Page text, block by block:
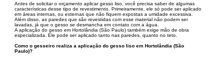
Antes de solicitar o orçamento aplicar gesso liso, você precisa saber de algumas
características desse tipo de revestimento. Primeiramente, ele só pode ser aplicado
em áreas internas, ou externas que não fiquem expostas a umidade excessiva.
Além disso, as paredes que são revestidas com esse material não podem ser
lavadas, já que o gesso se desmancha em contato com a água.
A aplicação do gesso em Hortolândia (São Paulo) também exige mão de obra
especializada. Ele pode ser aplicado tanto nas paredes, quanto no teto.
Como o gesseiro realiza a aplicação do gesso liso em Hortolândia (São
Paulo)?